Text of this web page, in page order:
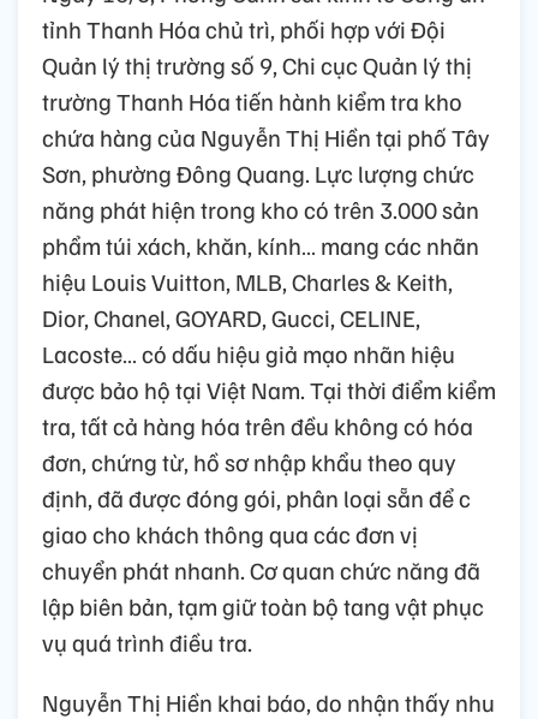
tỉnh Thanh Hóa chủ trì, phối hợp với Đội
Quản lý thị trường số 9, Chi cục Quản lý thị
trường Thanh Hóa tiến hành kiểm tra kho
chứa hàng của Nguyễn Thị Hiền tại phố Tây
Sơn, phường Đông Quang. Lực lượng chức
năng phát hiện trong kho có trên 3.000 sản
phẩm túi xách, khăn, kính… mang các nhãn
hiệu Louis Vuitton, MLB, Charles & Keith,
Dior, Chanel, GOYARD, Gucci, CELINE,
Lacoste… có dấu hiệu giả mạo nhãn hiệu
được bảo hộ tại Việt Nam. Tại thời điểm kiểm
tra, tất cả hàng hóa trên đều không có hóa
đơn, chứng từ, hồ sơ nhập khẩu theo quy
định, đã được đóng gói, phân loại sẵn để c
giao cho khách thông qua các đơn vị
chuyển phát nhanh. Cơ quan chức năng đã
lập biên bản, tạm giữ toàn bộ tang vật phục
vụ quá trình điều tra.
Nguyễn Thị Hiền khai báo, do nhận thấy nhu